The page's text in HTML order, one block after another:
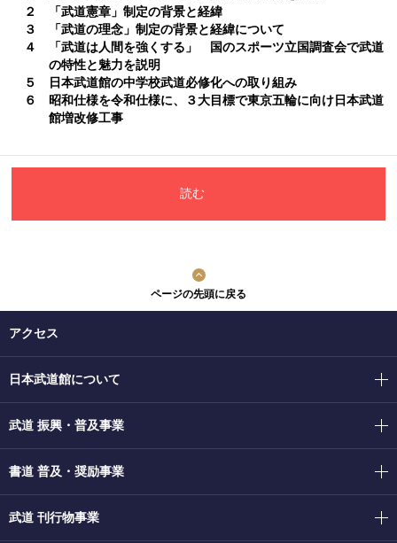
２ 「武道憲章」制定の背景と経緯
３ 「武道の理念」制定の背景と経緯について
４ 「武道は人間を強くする」 国のスポーツ立国調査会で武道
の特性と魅力を説明
５ 日本武道館の中学校武道必修化への取り組み
６ 昭和仕様を令和仕様に、３大目標で東京五輪に向け日本武道
館増改修工事
読む
ページの先頭に戻る
アクセス
日本武道館について
武道 振興・普及事業
書道 普及・奨励事業
武道 刊行物事業